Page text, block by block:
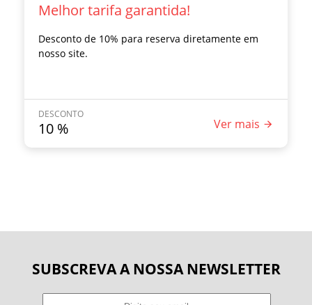
Melhor tarifa garantida!
Desconto de 10% para reserva diretamente em
nosso site.
DESCONTO
10 % Ver mais
SUBSCREVA A NOSSA NEWSLETTER